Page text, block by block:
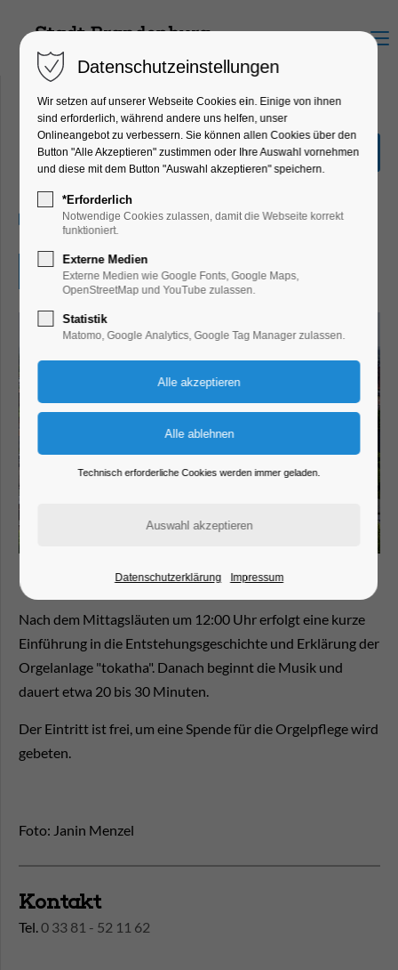
Menu
Orgelmusik am Mittag
Konzert, Musik
22.07.2025, 12:00–12:30
Eintritt frei
Nach dem Mittagsläuten um 12:00 Uhr erfolgt eine kurze
Einführung in die Entstehungsgeschichte und Erklärung der
Orgelanlage "tokatha". Danach beginnt die Musik und
dauert etwa 20 bis 30 Minuten.
Der Eintritt ist frei, um eine Spende für die Orgelpflege wird
gebeten.
Foto: Janin Menzel
Kontakt
Tel.0 33 81 - 52 11 62
Datenschutzeinstellungen
Wir setzen auf unserer Webseite Cookies ein. Einige von ihnen
sind erforderlich, während andere uns helfen, unser
Onlineangebot zu verbessern. Sie können allen Cookies über den
Button "Alle Akzeptieren" zustimmen oder Ihre Auswahl vornehmen
und diese mit dem Button "Auswahl akzeptieren" speichern.
*Erforderlich
Notwendige Cookies zulassen, damit die Webseite korrekt
funktioniert.
Externe Medien
Externe Medien wie Google Fonts, Google Maps,
OpenStreetMap und YouTube zulassen.
Statistik
Matomo, Google Analytics, Google Tag Manager zulassen.
Technisch erforderliche Cookies werden immer geladen.
Datenschutzerklärung Impressum